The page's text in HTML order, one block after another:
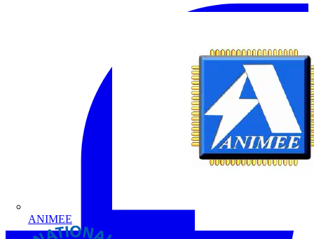
ANIMEE